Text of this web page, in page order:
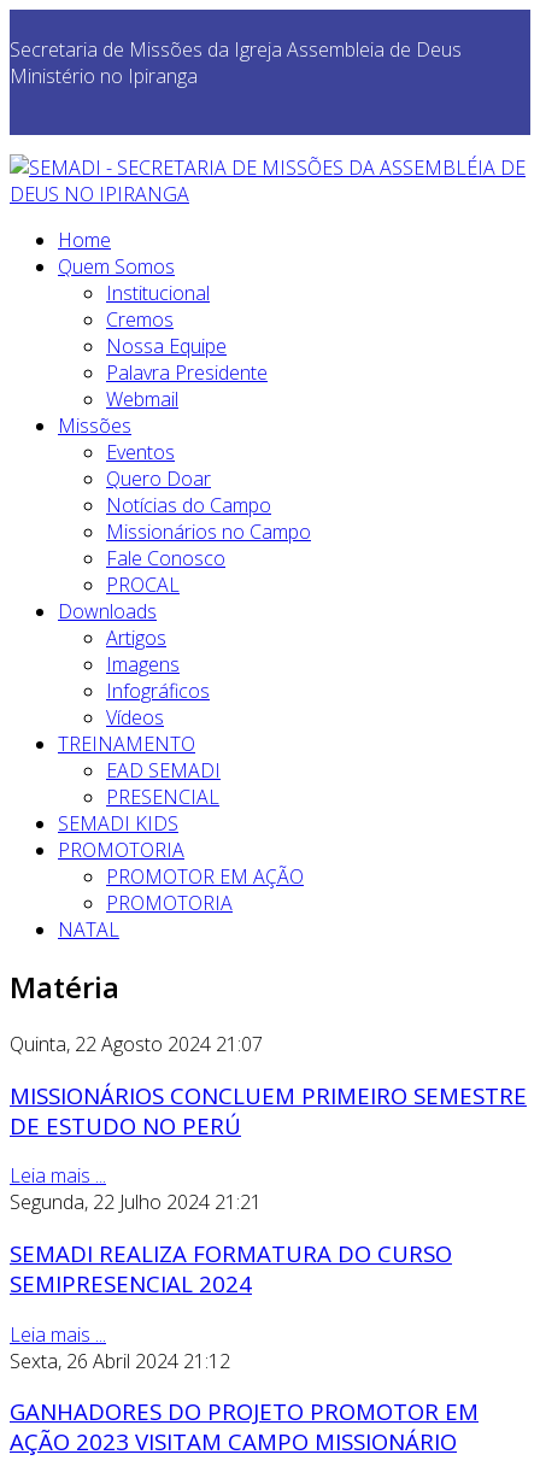
Secretaria de Missões da Igreja Assembleia de Deus
Ministério no Ipiranga
Home
Quem Somos
Institucional
Cremos
Nossa Equipe
Palavra Presidente
Webmail
Missões
Eventos
Quero Doar
Notícias do Campo
Missionários no Campo
Fale Conosco
PROCAL
Downloads
Artigos
Imagens
Infográficos
Vídeos
TREINAMENTO
EAD SEMADI
PRESENCIAL
SEMADI KIDS
PROMOTORIA
PROMOTOR EM AÇÃO
PROMOTORIA
NATAL
Matéria
Quinta, 22 Agosto 2024 21:07
MISSIONÁRIOS CONCLUEM PRIMEIRO SEMESTRE
DE ESTUDO NO PERÚ
Leia mais ...
Segunda, 22 Julho 2024 21:21
SEMADI REALIZA FORMATURA DO CURSO
SEMIPRESENCIAL 2024
Leia mais ...
Sexta, 26 Abril 2024 21:12
GANHADORES DO PROJETO PROMOTOR EM
AÇÃO 2023 VISITAM CAMPO MISSIONÁRIO